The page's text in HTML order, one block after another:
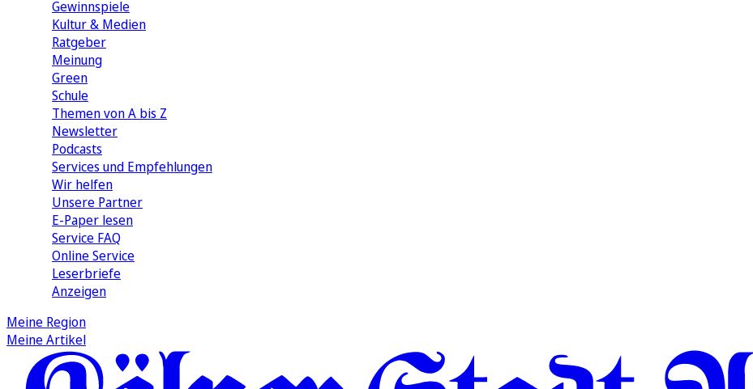
Gewinnspiele
Kultur & Medien
Ratgeber
Meinung
Green
Schule
Themen von A bis Z
Newsletter
Podcasts
Services und Empfehlungen
Wir helfen
Unsere Partner
E-Paper lesen
Service FAQ
Online Service
Leserbriefe
Anzeigen
Meine Region
Meine Artikel